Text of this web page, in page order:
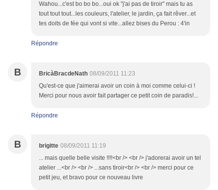
Wahou...c'est bo bo bo...oui ok "j'ai pas de tiroir" mais tu as
tout tout tout...les couleurs, l'atelier, le jardin, ça fait rêver...et
tes doits de fée qui vont si vite...allez bises du Perou : 4'in
Répondre
B BricàBracdeNath 08/09/2011 11:23
Qu'est-ce que j'aimerai avoir un coin à moi comme celui-ci !
Merci pour nous avoir fait partager ce petit coin de paradis!...
Répondre
B brigitte 08/09/2011 11:19
... mais quelle belle visite !!!!<br /> <br /> j'adorerai avoir un tel
atelier ...<br /> <br /> ...sans tiroir<br /> <br /> merci pour ce
petit jeu, et bravo pour ce nouveau livre